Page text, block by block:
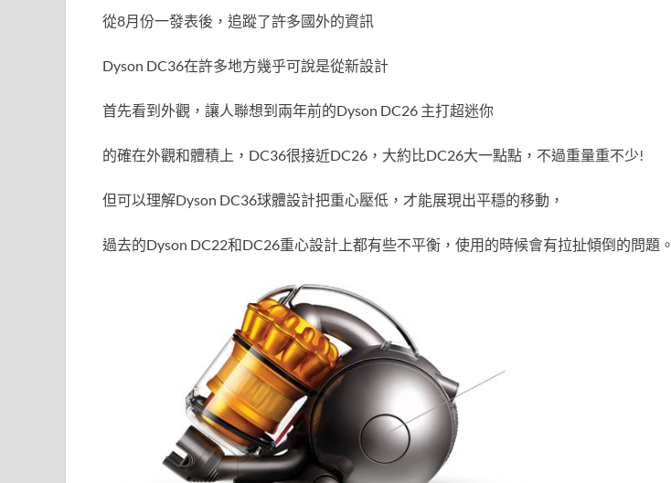
從8月份一發表後，追蹤了許多國外的資訊
Dyson DC36在許多地方幾乎可說是從新設計
首先看到外觀，讓人聯想到兩年前的Dyson DC26 主打超迷你
的確在外觀和體積上，DC36很接近DC26，大約比DC26大一點點，不過重量重不少!
但可以理解Dyson DC36球體設計把重心壓低，才能展現出平穩的移動，
過去的Dyson DC22和DC26重心設計上都有些不平衡，使用的時候會有拉扯傾倒的問題。